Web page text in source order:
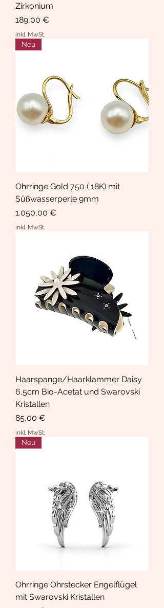
Zirkonium
Preis
189,00 €
inkl. MwSt.
Neu
Ohrringe Gold 750 ( 18K) mit
Süßwasserperle 9mm
Preis
1.050,00 €
inkl. MwSt.
Haarspange/Haarklammer Daisy
6,5cm Bio-Acetat und Swarovski
Kristallen
Preis
85,00 €
inkl. MwSt.
Neu
Ohrringe Ohrstecker Engelflügel
mit Swarovski Kristallen